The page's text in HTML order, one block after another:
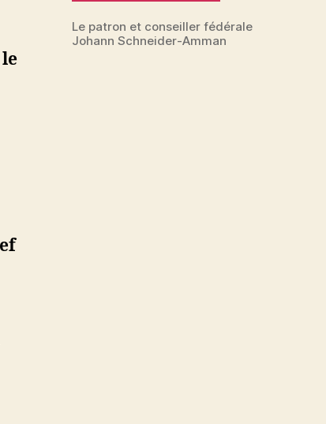
Le patron et conseiller fédérale
Johann Schneider-Amman